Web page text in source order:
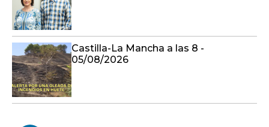
Castilla-La Mancha a las 8 -
05/08/2026